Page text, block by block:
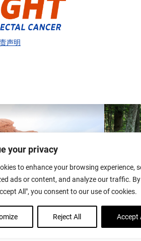
your privacy
to enhance your browsing experience,
ads or content, and analyze our traffic. By
All", you consent to our use of cookies.
Reject All Accept
声明